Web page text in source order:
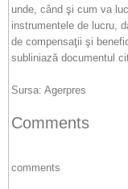
unde, când şi cum va
instrumentele de lucru,
de compensaţii şi
subliniază documentul
Sursa: Agerpres
Comments
comments